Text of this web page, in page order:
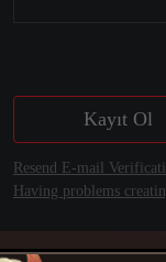
Kayıt Ol
Resend E-mail
Having problems